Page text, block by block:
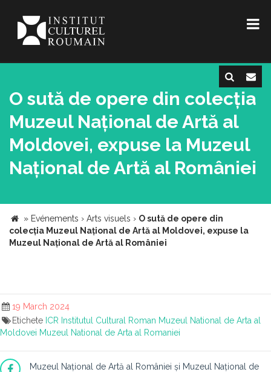
O sută de opere din colecția
Muzeul Național de Artă al
Moldovei, expuse la Muzeul
Național de Artă al României
» Evénements › Arts visuels › O sută de opere din
colecția Muzeul Național de Artă al Moldovei, expuse la
Muzeul Național de Artă al României
19 March 2024
Etichete ICR Institutul Cultural Roman Muzeul National de Arta al
Moldovei Muzeul National de Arta al Romaniei
Muzeul Național de Artă al României și Muzeul Național de